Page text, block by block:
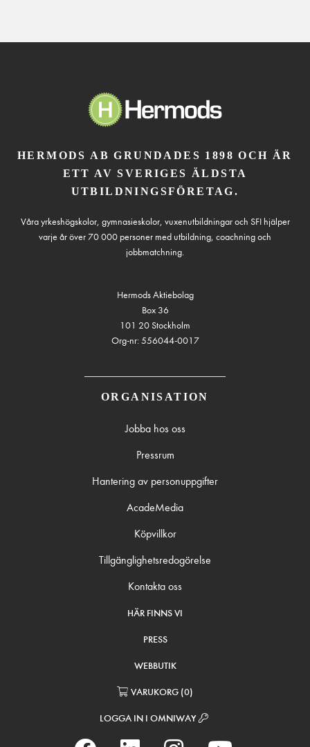
HERMODS AB GRUNDADES 1898 OCH ÄR
ETT AV SVERIGES ÄLDSTA
UTBILDNINGSFÖRETAG.
Våra yrkeshögskolor, gymnasieskolor, vuxenutbildningar och SFI hjälper
varje år över 70 000 personer med utbildning, coachning och
jobbmatchning.
Hermods Aktiebolag
Box 36
101 20 Stockholm
Org-nr: 556044-0017
ORGANISATION
Jobba hos oss
Pressrum
Hantering av personuppgifter
AcadeMedia
Köpvillkor
Tillgänglighetsredogörelse
Kontakta oss
HÄR FINNS VI
PRESS
WEBBUTIK
VARUKORG (0)
LOGGA IN I OMNIWAY